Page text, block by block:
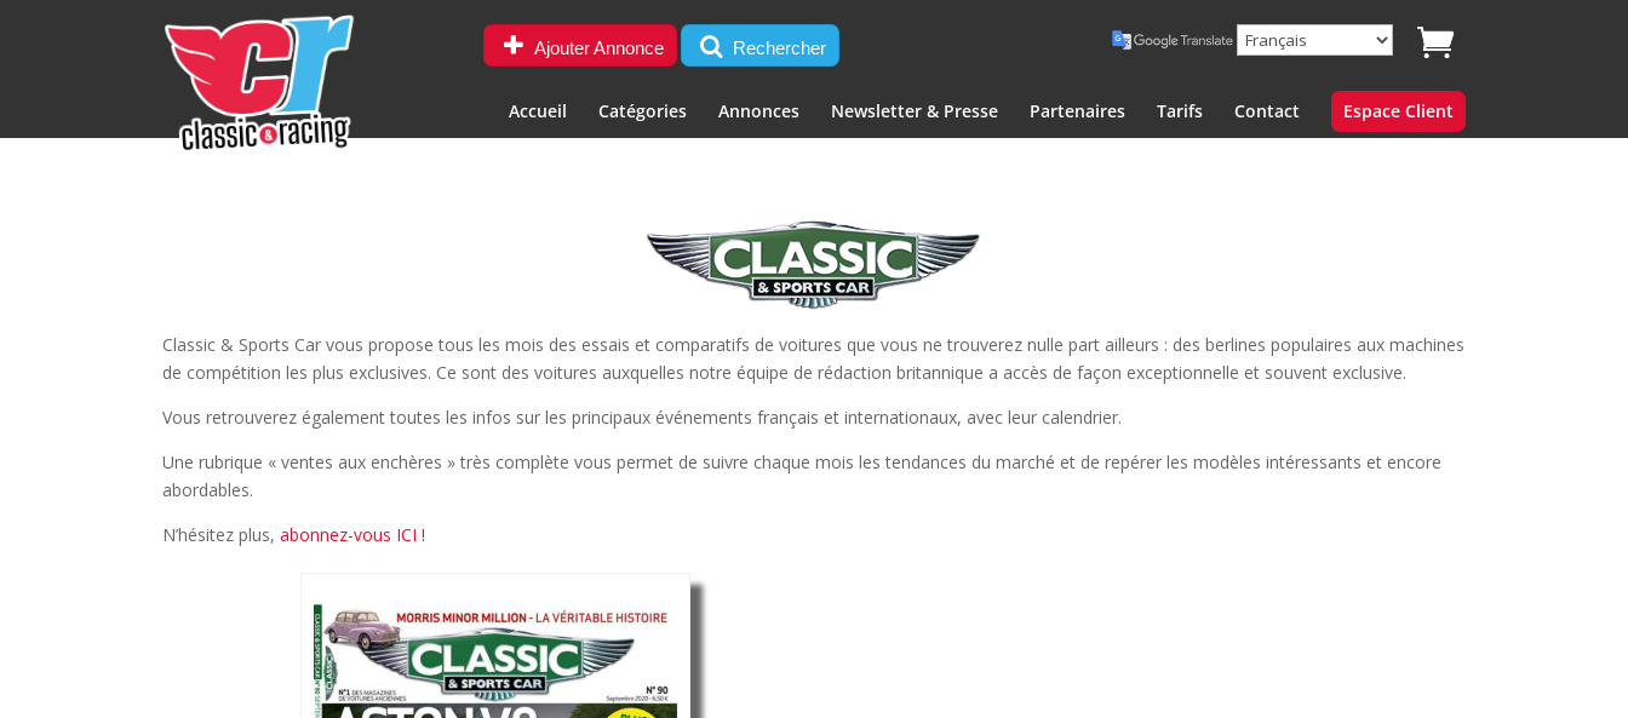
Ajouter Annonce Rechercher
Accueil Catégories Annonces Newsletter & Presse Partenaires Tarifs Contact Espace Client
Classic & Sports Car vous propose tous les mois des essais et comparatifs de voitures que vous ne trouverez nulle part ailleurs : des berlines populaires aux machines
de compétition les plus exclusives. Ce sont des voitures auxquelles notre équipe de rédaction britannique a accès de façon exceptionnelle et souvent exclusive.
Vous retrouverez également toutes les infos sur les principaux événements français et internationaux, avec leur calendrier.
Une rubrique « ventes aux enchères » très complète vous permet de suivre chaque mois les tendances du marché et de repérer les modèles intéressants et encore
abordables.
N’hésitez plus,abonnez-vous ICI !